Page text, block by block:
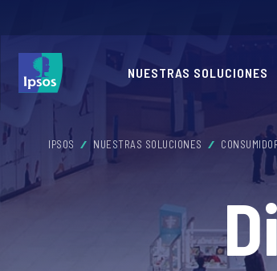
NUESTRAS SOLUCIONES
IPSOS NUESTRAS SOLUCIONES